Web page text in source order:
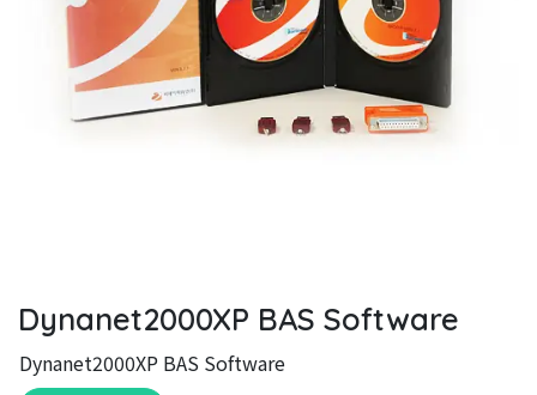
Dynanet2000XP BAS Software
Dynanet2000XP BAS Software